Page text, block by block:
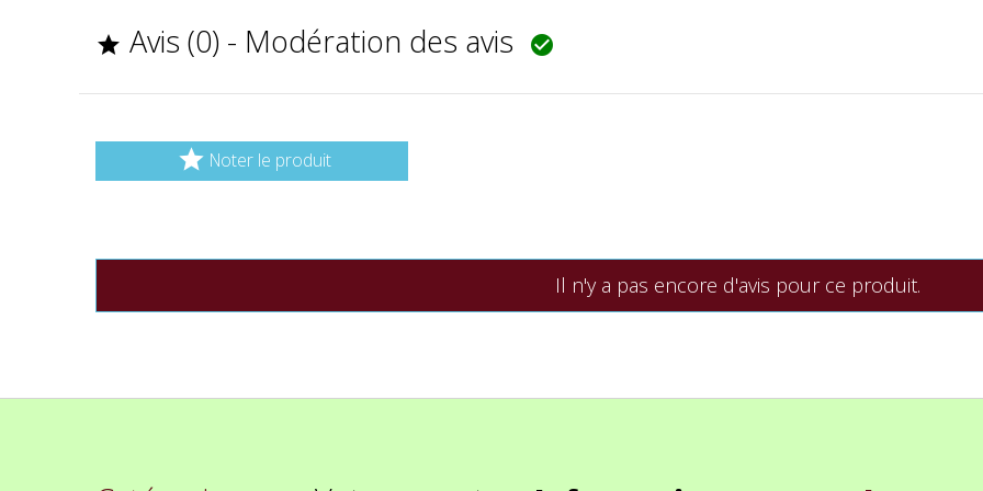
 Avis (0) - Modération des avis 
 Noter le produit
Il n'y a pas encore d'avis pour ce produit.